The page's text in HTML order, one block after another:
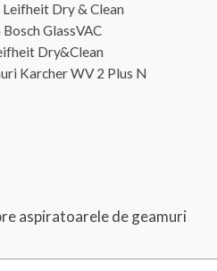
Dry & Clean
GlassVAC
Dry&Clean
Karcher WV 2 Plus N
aspiratoarele de geamuri